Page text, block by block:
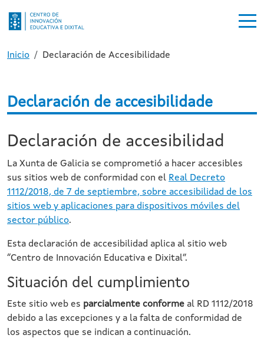
Ruta de navegación
Inicio Declaración de Accesibilidade
Declaración de accesibilidade
Declaración de accesibilidad
La Xunta de Galicia se comprometió a hacer accesibles
sus sitios web de conformidad con el Real Decreto
1112/2018, de 7 de septiembre, sobre accesibilidad de los
sitios web y aplicaciones para dispositivos móviles del
sector público.
Esta declaración de accesibilidad aplica al sitio web
“Centro de Innovación Educativa e Dixital”.
Situación del cumplimiento
Este sitio web es parcialmente conforme al RD 1112/2018
debido a las excepciones y a la falta de conformidad de
los aspectos que se indican a continuación.